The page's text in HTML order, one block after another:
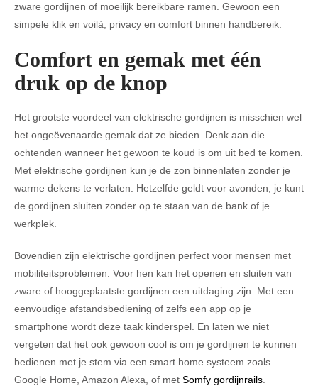
zware gordijnen of moeilijk bereikbare ramen. Gewoon een
simpele klik en voilà, privacy en comfort binnen handbereik.
Comfort en gemak met één
druk op de knop
Het grootste voordeel van elektrische gordijnen is misschien wel
het ongeëvenaarde gemak dat ze bieden. Denk aan die
ochtenden wanneer het gewoon te koud is om uit bed te komen.
Met elektrische gordijnen kun je de zon binnenlaten zonder je
warme dekens te verlaten. Hetzelfde geldt voor avonden; je kunt
de gordijnen sluiten zonder op te staan van de bank of je
werkplek.
Bovendien zijn elektrische gordijnen perfect voor mensen met
mobiliteitsproblemen. Voor hen kan het openen en sluiten van
zware of hooggeplaatste gordijnen een uitdaging zijn. Met een
eenvoudige afstandsbediening of zelfs een app op je
smartphone wordt deze taak kinderspel. En laten we niet
vergeten dat het ook gewoon cool is om je gordijnen te kunnen
bedienen met je stem via een smart home systeem zoals
Google Home, Amazon Alexa, of met Somfy gordijnrails